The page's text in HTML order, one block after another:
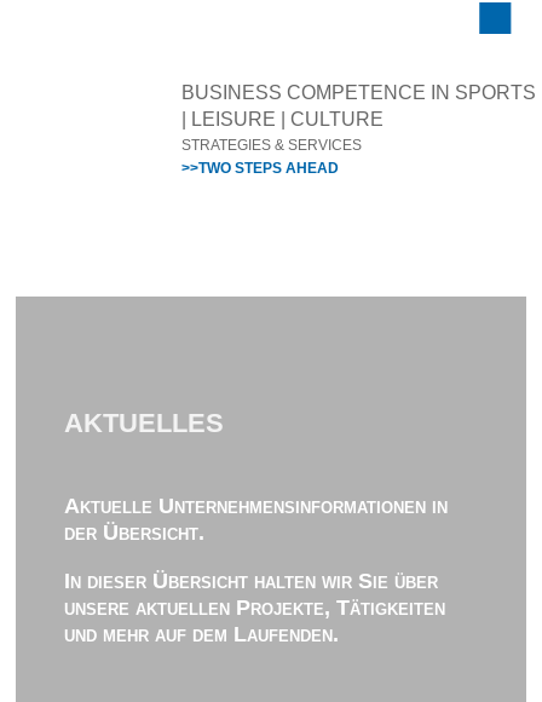
BUSINESS COMPETENCE IN SPORTS
| LEISURE | CULTURE
STRATEGIES & SERVICES
>>TWO STEPS AHEAD
AKTUELLES
Aktuelle Unternehmensinformationen in
der Übersicht.
In dieser Übersicht halten wir Sie über
unsere aktuellen Projekte, Tätigkeiten
und mehr auf dem Laufenden.